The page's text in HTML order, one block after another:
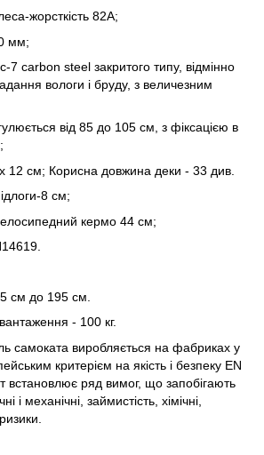
жорсткість 82А;
мм;
7 carbon steel закритого типу, відмінно
вологи і бруду, з величезним
від 85 до 105 см, з фіксацією в
12 см; Корисна довжина деки - 33 див.
8 см;
кермо 44 см;
см до 195 см.
- 100 кг.
самоката виробляється на фабриках у
критерієм на якість і безпеку EN
встановлює ряд вимог, що запобігають
і механічні, займистість, хімічні,